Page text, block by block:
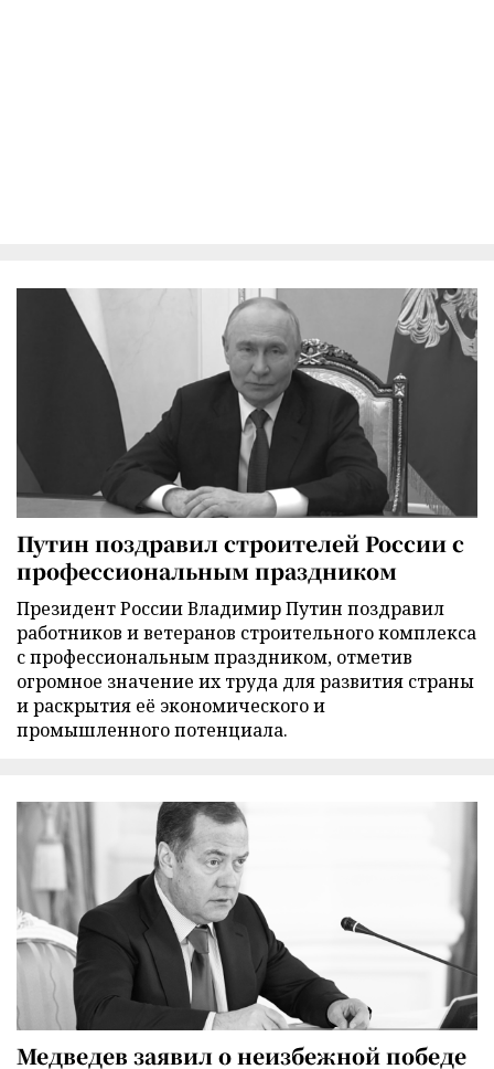
Путин поздравил строителей России с
профессиональным праздником
Президент России Владимир Путин поздравил
работников и ветеранов строительного комплекса
с профессиональным праздником, отметив
огромное значение их труда для развития страны
и раскрытия её экономического и
промышленного потенциала.
Медведев заявил о неизбежной победе